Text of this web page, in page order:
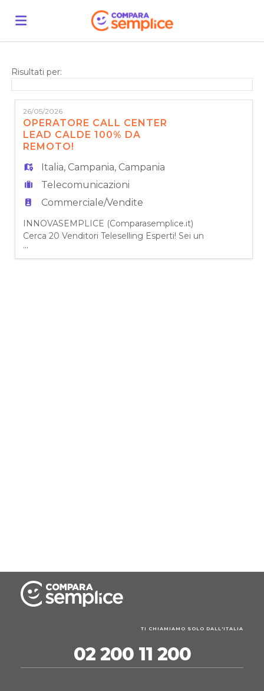
Offerte
di
lavoro
Carica
il
CV
Login
Risultati per:
26/05/2026
OPERATORE CALL CENTER
LEAD CALDE 100% DA
REMOTO!
Italia, Campania, Campania
Telecomunicazioni
Commerciale/Vendite
INNOVASEMPLICE (Comparasemplice.it)
Cerca 20 Venditori Teleselling Esperti! Sei un
fuoriclasse della vendita telefonica? Il
comparatore N°1 in Italia sta espandendo la
...
TI CHIAMIAMO SOLO DALL'ITALIA
02 200 11 200